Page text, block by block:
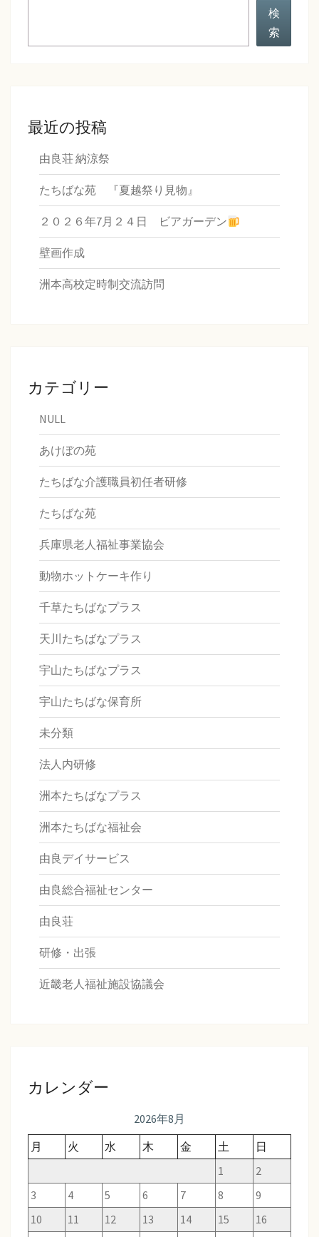
検
索
最近の投稿
由良荘 納涼祭
たちばな苑 『夏越祭り見物』
２０２６年7月２４日 ビアガーデン
壁画作成
洲本高校定時制交流訪問
カテゴリー
NULL
あけぼの苑
たちばな介護職員初任者研修
たちばな苑
兵庫県老人福祉事業協会
動物ホットケーキ作り
千草たちばなプラス
天川たちばなプラス
宇山たちばなプラス
宇山たちばな保育所
未分類
法人内研修
洲本たちばなプラス
洲本たちばな福祉会
由良デイサービス
由良総合福祉センター
由良荘
研修・出張
近畿老人福祉施設協議会
カレンダー
2026年8月
月
火 水 木 金 土
日
1
2
3
4 5 6 7 8
9
10
11 12 13 14 15
16